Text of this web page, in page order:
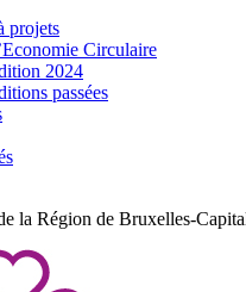
projets
Circulaire
2024
passées
la Région de Bruxelles-